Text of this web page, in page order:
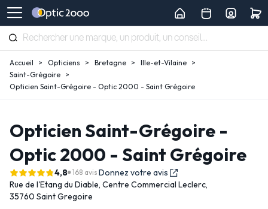
Accueil Opticiens Bretagne
Ille-et-Vilaine
Saint-Grégoire
Opticien Saint-Grégoire - Optic 2000 - Saint Grégoire
Opticien Saint-Grégoire -
Optic 2000 - Saint Grégoire
4,8 168 avis Donnez votre avis
Rue de l'Etang du Diable, Centre Commercial Leclerc,
35760 Saint Gregoire